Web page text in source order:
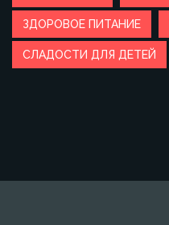
ЗДОРОВОЕ ПИТАНИЕ
СЛАДОСТИ ДЛЯ ДЕТЕЙ